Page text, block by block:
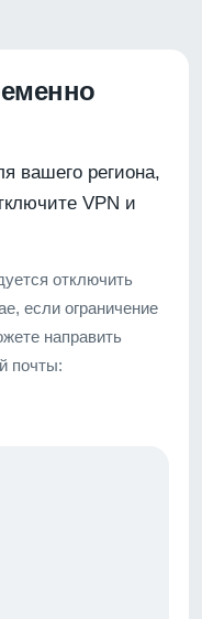
вашего региона,
VPN и
отключить
если ограничение
направить
почты: